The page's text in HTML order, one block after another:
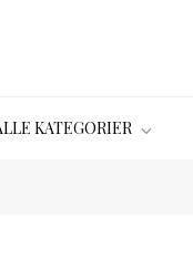
KATEGORIER